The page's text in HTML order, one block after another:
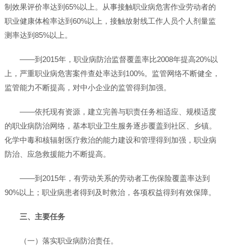
制效果评价率达到65%以上。从事接触职业病危害作业劳动者的
职业健康体检率达到60%以上，接触放射线工作人员个人剂量监
测率达到85%以上。
——到2015年，职业病防治监督覆盖率比2008年提高20%以
上，严重职业病危害案件查处率达到100%。监管网络不断健全，
监管能力不断提高，对中小企业的监管得到加强。
——依托现有资源，建立完善与职责任务相适应、规模适度
的职业病防治网络，基本职业卫生服务逐步覆盖到社区、乡镇。
化学中毒和核辐射医疗救治的能力建设和管理得到加强，职业病
防治、应急救援能力不断提高。
——到2015年，有劳动关系的劳动者工伤保险覆盖率达到
90%以上；职业病患者得到及时救治，各项权益得到有效保障。
三、主要任务
（一）落实职业病防治责任。